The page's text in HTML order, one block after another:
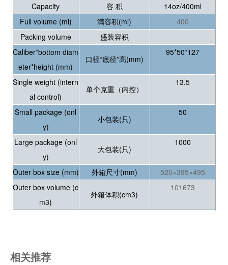
Capacity 容 积
14oz/400ml
Full volume (ml)
满容积(ml)
400
Packing volume
盛装容积
Caliber*bottom diam
eter*height (mm)
口径*底径*高(mm)
95*50*127
Single weight (intern
al control)
单个克重（内控）
13.5
Small package (onl
y)
小包装(只)
50
Large package (onl
y)
大包装(只)
1000
Outer box size (mm) 外箱尺寸(mm)
520×395×495
Outer box volume (c
m3)
外箱体积(cm3)
101673
相关推荐